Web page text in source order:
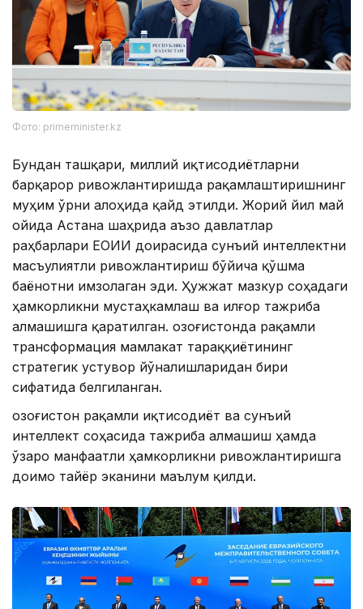
Фото: primeminister.kz
Бундан ташқари, миллий иқтисодиётларни
барқарор ривожлантиришда рақамлаштиришнинг
муҳим ўрни алоҳида қайд этилди. Жорий йил май
ойида Астана шаҳрида аъзо давлатлар
раҳбарлари ЕОИИ доирасида сунъий интеллектни
масъулиятли ривожлантириш бўйича қўшма
баёнотни имзолаган эди. Ҳужжат мазкур соҳадаги
ҳамкорликни мустаҳкамлаш ва илғор тажриба
алмашишга қаратилган. Қозоғистонда рақамли
трансформация мамлакат тараққиётининг
стратегик устувор йўналишларидан бири
сифатида белгиланган.
Қозоғистон рақамли иқтисодиёт ва сунъий
интеллект соҳасида тажриба алмашиш ҳамда
ўзаро манфаатли ҳамкорликни ривожлантиришга
доимо тайёр эканини маълум қилди.